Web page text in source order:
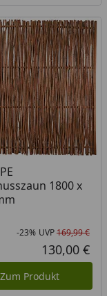
Preis
1800 x
-23% UVP169,99 €
130,00 €
Zum Produkt